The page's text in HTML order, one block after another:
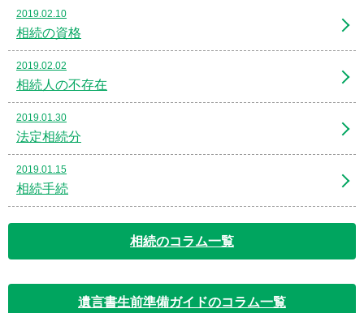
2019.02.10
相続の資格
2019.02.02
相続人の不存在
2019.01.30
法定相続分
2019.01.15
相続手続
相続のコラム一覧
遺言書生前準備ガイドのコラム一覧